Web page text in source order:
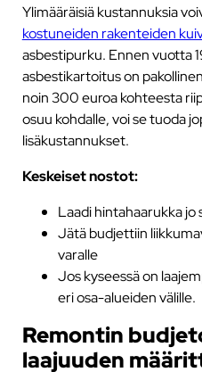
Ylimääräisiä kustannuksia
kostuneiden rakenteiden
asbestipurku. Ennen vuotta
asbestikartoitus on
noin 300 euroa kohteesta
osuu kohdalle, voi se tuoda
lisäkustannukset.
Keskeiset nostot:
Laadi hintahaarukka
Jätä budjettiin
varalle
Jos kyseessä on
eri osa-alueiden välille.
Remontin
laajuuden